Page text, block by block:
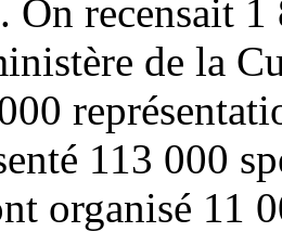
On recensait
de la
113 000
organisé 11